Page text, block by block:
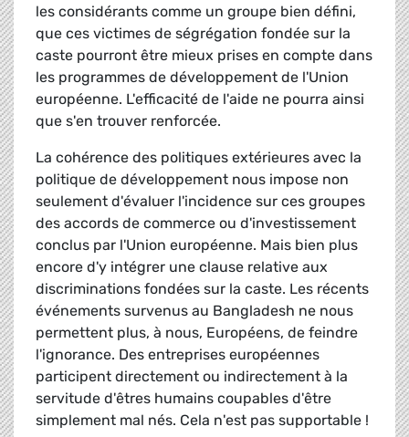
les considérants comme un groupe bien défini,
que ces victimes de ségrégation fondée sur la
caste pourront être mieux prises en compte dans
les programmes de développement de l'Union
européenne. L'efficacité de l'aide ne pourra ainsi
que s'en trouver renforcée.
La cohérence des politiques extérieures avec la
politique de développement nous impose non
seulement d'évaluer l'incidence sur ces groupes
des accords de commerce ou d'investissement
conclus par l'Union européenne. Mais bien plus
encore d'y intégrer une clause relative aux
discriminations fondées sur la caste. Les récents
événements survenus au Bangladesh ne nous
permettent plus, à nous, Européens, de feindre
l'ignorance. Des entreprises européennes
participent directement ou indirectement à la
servitude d'êtres humains coupables d'être
simplement mal nés. Cela n'est pas supportable !